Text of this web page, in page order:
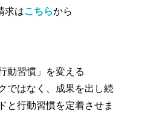
求はこちらから
動習慣」を変える
ではなく、成果を出し続
と行動習慣を定着させま